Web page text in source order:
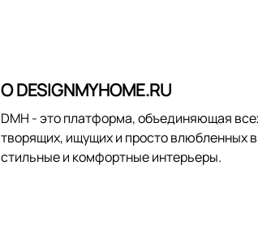
О DESIGNMYHOME.RU
DMH - это платформа, объединяющая
творящих, ищущих и просто влюбленных в
стильные и комфортные интерьеры.